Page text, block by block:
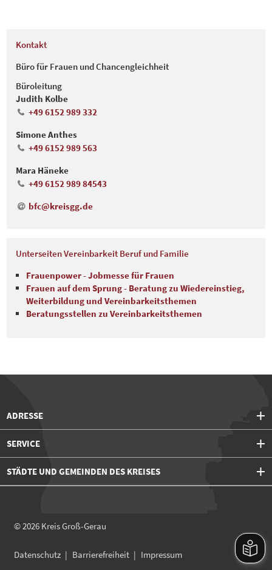
Kontakt
Büro für Frauen und Chancengleichheit
Büroleitung
Judith Kolbe
+49 6152 989 332
Simone Anthes
+49 6152 989 563
Mara Häneke
+49 6152 989 84543
bfc@kreisgg.de
Unterseiten Vereinbarkeit Beruf und Familie
Frauenpower - Jobmesse für Frauen
Frauen auf dem Sprung - Beratung zu Wiedereinstieg,
Weiterbildung und Vereinbarkeitsthemen
Beratungsstellen zu Vereinbarkeitsthemen
ADRESSE
SERVICE
STÄDTE UND GEMEINDEN DES KREISES
© 2026 Kreis Groß-Gerau
Datenschutz Barrierefreiheit Impressum